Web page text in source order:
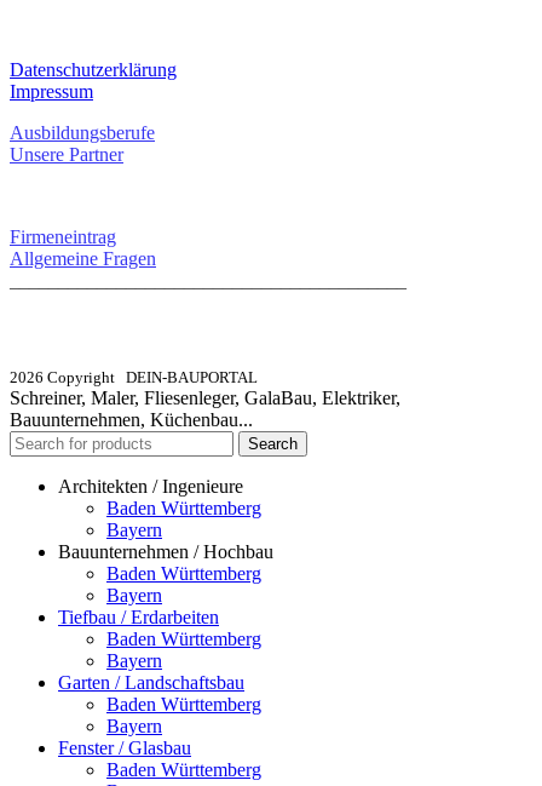
Datenschutzerklärung
Impressum
Ausbildungsberufe
Unsere Partner
Firmeneintrag
Allgemeine Fragen
2026 Copyright DEIN-BAUPORTAL
Schreiner, Maler, Fliesenleger, GalaBau, Elektriker,
Bauunternehmen, Küchenbau...
Search
Architekten / Ingenieure
Baden Württemberg
Bayern
Bauunternehmen / Hochbau
Baden Württemberg
Bayern
Tiefbau / Erdarbeiten
Baden Württemberg
Bayern
Garten / Landschaftsbau
Baden Württemberg
Bayern
Fenster / Glasbau
Baden Württemberg